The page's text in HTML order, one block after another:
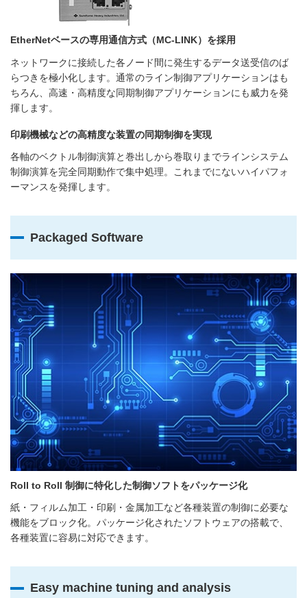
EtherNetベースの専用通信方式（MC-LINK）を採用
ネットワークに接続した各ノード間に発生するデータ送受信のば
らつきを極小化します。通常のライン制御アプリケーションはも
ちろん、高速・高精度な同期制御アプリケーションにも威力を発
揮します。
印刷機械などの高精度な装置の同期制御を実現
各軸のベクトル制御演算と巻出しから巻取りまでラインシステム
制御演算を完全同期動作で集中処理。これまでにないハイパフォ
ーマンスを発揮します。
Packaged Software
Roll to Roll 制御に特化した制御ソフトをパッケージ化
紙・フィルム加工・印刷・金属加工など各種装置の制御に必要な
機能をブロック化。パッケージ化されたソフトウェアの搭載で、
各種装置に容易に対応できます。
Easy machine tuning and analysis